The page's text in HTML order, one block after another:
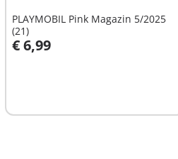
PLAYMOBIL Pink Magazin 5/2025
(21)
€ 6,99
In den Warenkorb